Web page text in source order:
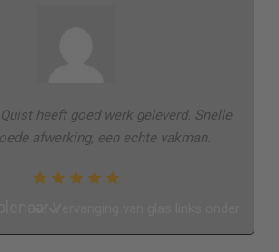
heeft goed werk geleverd. Snelle
afwerking, een echte vakman.